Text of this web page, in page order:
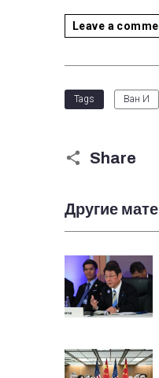
Leave a
Tags Ван И
Share
Другие